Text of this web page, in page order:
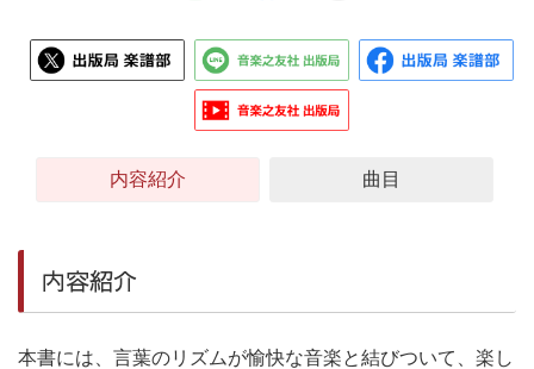
内容紹介 曲目
内容紹介
本書には、言葉のリズムが愉快な音楽と結びついて、楽し